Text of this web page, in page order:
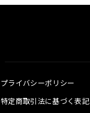
プライバシーポリシー
特定商取引法に基づく表記